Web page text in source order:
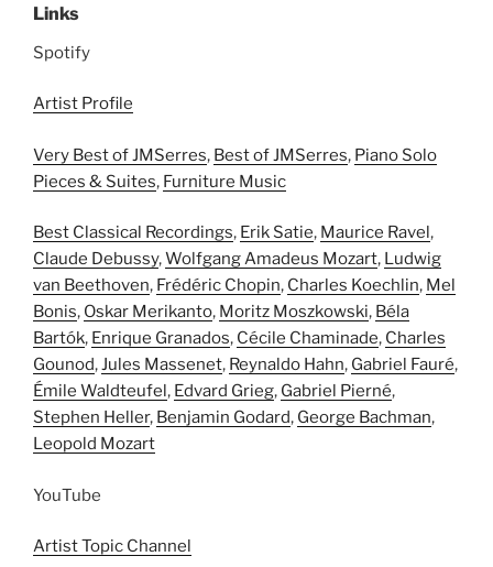
Links
Spotify
Artist Profile
Very Best of JMSerres, Best of JMSerres, Piano Solo
Pieces & Suites, Furniture Music
Best Classical Recordings, Erik Satie, Maurice Ravel,
Claude Debussy,Wolfgang Amadeus Mozart, Ludwig
van Beethoven, Frédéric Chopin, Charles Koechlin, Mel
Bonis, Oskar Merikanto, Moritz Moszkowski, Béla
Bartók, Enrique Granados, Cécile Chaminade, Charles
Gounod,Jules Massenet, Reynaldo Hahn, Gabriel Fauré,
Émile Waldteufel, Edvard Grieg, Gabriel Pierné,
Stephen Heller, Benjamin Godard, George Bachman,
Leopold Mozart
YouTube
Artist Topic Channel